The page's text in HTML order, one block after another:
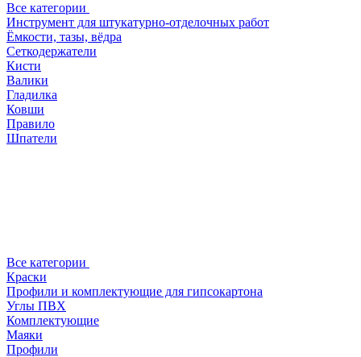
Все категории
Инструмент для штукатурно-отделочных работ
Ёмкости, тазы, вёдра
Сеткодержатели
Кисти
Валики
Гладилка
Ковши
Правило
Шпатели
Все категории
Краски
Профили и комплектующие для гипсокартона
Углы ПВХ
Комплектующие
Маяки
Профили